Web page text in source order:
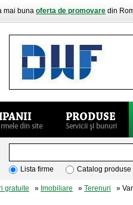
mai buna oferta de promovare din
Lista firme Catalog produse
gratuite » Imobiliare » Terenuri »